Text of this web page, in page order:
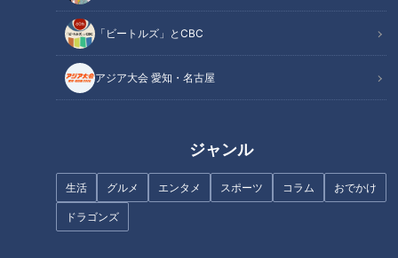
「ビートルズ」とCBC
アジア大会 愛知・名古屋
ジャンル
生活 グルメ エンタメ スポーツ コラム おでかけ
ドラゴンズ
がお互いに生まれたら交換
・ただし、2人目の相手と交換したくなったら、前の人の連絡
先は消すのがルール
アリーダーの葵くみとシンガーソングライター兼舞台俳優の飯
田隆平編です。